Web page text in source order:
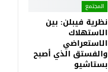
المجتمع
نظرية فيبلن: بين
الاستهلاك
الاستعراضي
والفستق الذي أصبح
بستاشيو